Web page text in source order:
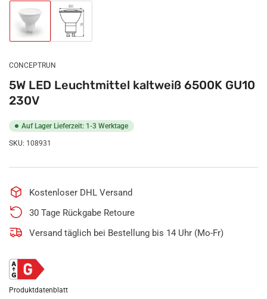
Bild
in
Galerieansicht
laden
Bild
in
Galerieansicht
CONCEPTRUN
5W LED Leuchtmittel kaltweiß 6500K GU10
230V
Auf Lager Lieferzeit: 1-3 Werktage
SKU: 108931
Kostenloser DHL Versand
30 Tage Rückgabe Retoure
Versand täglich bei Bestellung bis 14 Uhr (Mo-Fr)
Produktdatenblatt